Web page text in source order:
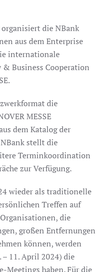
die NBank
aus dem Enterprise
internationale
& Business Cooperation
die
MESSE
dem Katalog der
stellt die
Terminkoordination
zur Verfügung.
wieder als traditionelle
Treffen auf
die
großen Entfernungen
können, werden
– 11. April 2024) die
Meetings haben. Für die